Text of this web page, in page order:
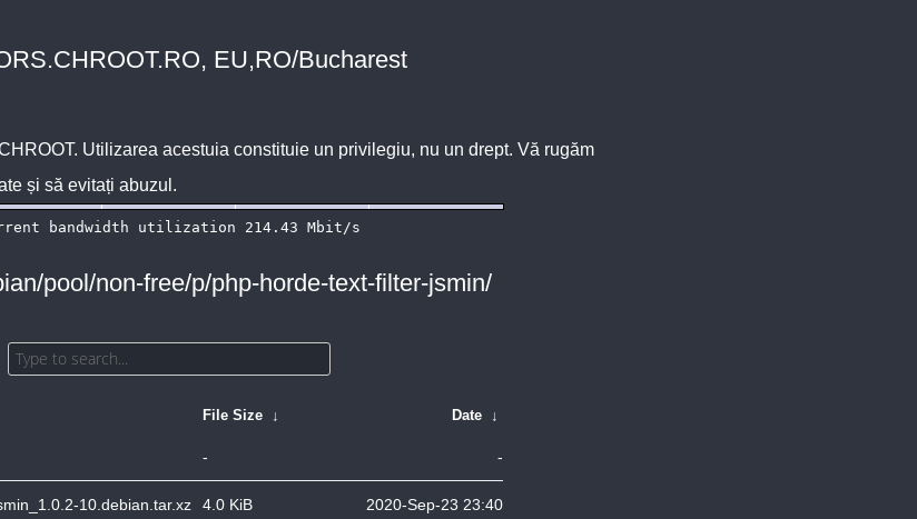
EU,RO/Bucharest
. Utilizarea acestuia constituie un privilegiu, nu un drept. Vă rugăm
și să evitați abuzul.
pool/non-free/p/php-horde-text-filter-jsmin/
File Size ↓ Date ↓
- -
10.debian.tar.xz 4.0 KiB 2020-Sep-23 23:40